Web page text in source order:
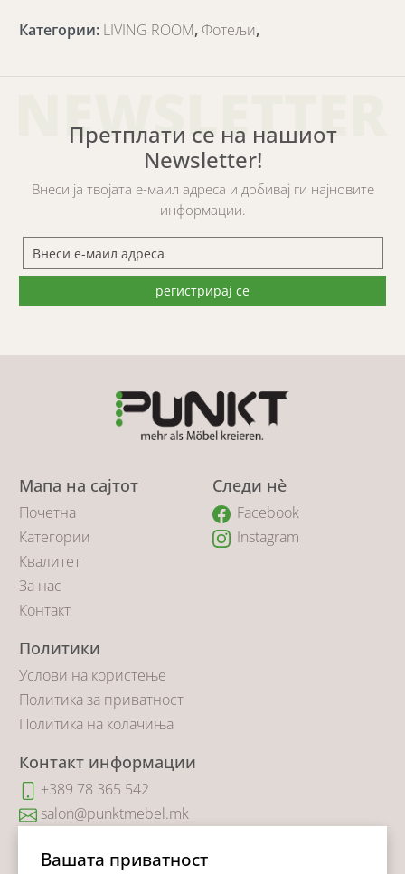
Вашата приватност
Категории: LIVING ROOM, Фотељи,
NEWSLETTER
Претплати се на нашиот
Newsletter!
Внеси ја твојата е-маил адреса и добивај ги најновите
информации.
регистрирај се
Мапа на сајтот
Почетна
Категории
Квалитет
За нас
Контакт
Политики
Услови на користење
Политика за приватност
Политика на колачиња
Контакт информации
+389 78 365 542
salon@punktmebel.mk
Следи нè
Facebook
Instagram